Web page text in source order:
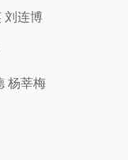
刘连博
杨莘梅